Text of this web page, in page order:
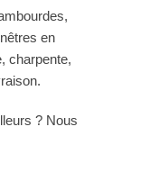
en
charpente,
? Nous